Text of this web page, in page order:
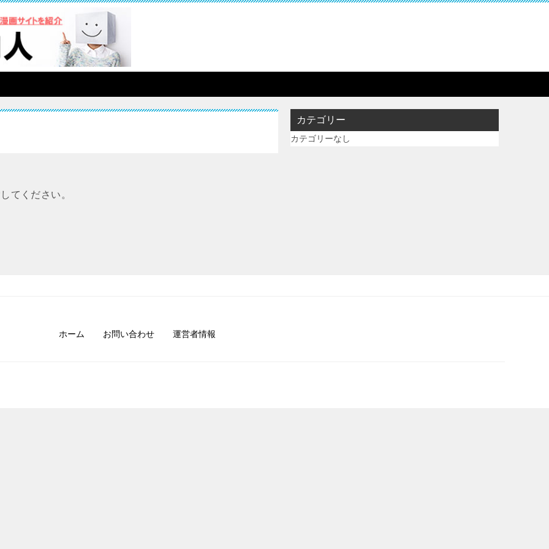
てください。
カテゴリー
カテゴリーなし
ホーム お問い合わせ 運営者情報